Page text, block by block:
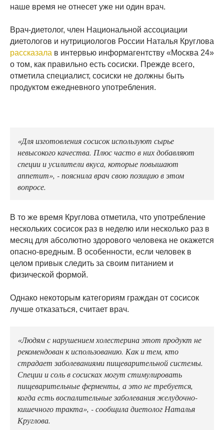
наше время не отнесет уже ни один врач.
Врач-диетолог, член Национальной ассоциации
диетологов и нутрициологов России Наталья Круглова
рассказала в интервью информагентству «Москва 24»
о том, как правильно есть сосиски. Прежде всего,
отметила специалист, сосиски не должны быть
продуктом ежедневного употребления.
«Для изготовления сосисок используют сырье
невысокого качества. Плюс часто в них добавляют
специи и усилители вкуса, которые повышают
аппетит», - пояснила врач свою позицию в этом
вопросе.
В то же время Круглова отметила, что употребление
нескольких сосисок раз в неделю или несколько раз в
месяц для абсолютно здорового человека не окажется
опасно-вредным. В особенности, если человек в
целом привык следить за своим питанием и
физической формой.
Однако некоторым категориям граждан от сосисок
лучше отказаться, считает врач.
«Людям с нарушением холестерина этот продукт не
рекомендован к использованию. Как и тем, кто
страдает заболеваниями пищеварительной системы.
Специи и соль в сосисках могут стимулировать
пищеварительные ферменты, а это не требуется,
когда есть воспалительные заболевания желудочно-
кишечного тракта», - сообщила диетолог Наталья
Круглова.